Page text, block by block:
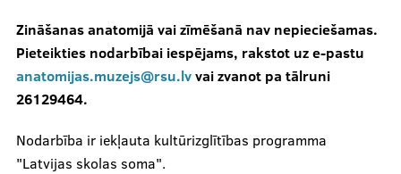
Zināšanas anatomijā vai zīmēšanā nav nepieciešamas.
Pieteikties nodarbībai iespējams, rakstot uz e-pastu
anatomijas.muzejs@rsu.lvvai zvanot pa tālruni
26129464.
Nodarbība ir iekļauta kultūrizglītības programma
"Latvijas skolas soma".